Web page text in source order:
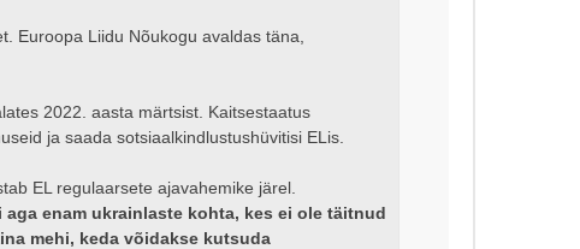
Euroopa Liidu Nõukogu avaldas täna,
2022. aasta märtsist. Kaitsestaatus
ja saada sotsiaalkindlustushüvitisi ELis.
EL regulaarsete ajavahemike järel.
aga enam ukrainlaste kohta, kes ei ole täitnud
mehi, keda võidakse kutsuda